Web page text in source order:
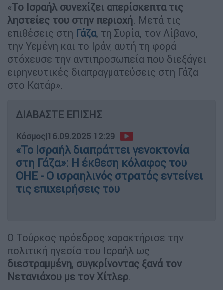
«Το Ισραήλ συνεχίζει απερίσκεπτα τις
ληστείες του στην περιοχή. Μετά τις
επιθέσεις στη Γάζα, τη Συρία, τον Λίβανο,
την Υεμένη και το Ιράν, αυτή τη φορά
στόχευσε την αντιπροσωπεία που διεξάγει
ειρηνευτικές διαπραγματεύσεις στη Γάζα
στο Κατάρ».
ΔΙΑΒΑΣΤΕ ΕΠΙΣΗΣ
Κόσμος|16.09.2025 12:29
«Το Ισραήλ διαπράττει γενοκτονία
στη Γάζα»: Η έκθεση κόλαφος του
ΟΗΕ - Ο ισραηλινός στρατός εντείνει
τις επιχειρήσεις του
Ο Τούρκος πρόεδρος χαρακτήρισε την
πολιτική ηγεσία του Ισραήλ ως
διεστραμμένη, συγκρίνοντας ξανά τον
Νετανιάχου με τον Χίτλερ.